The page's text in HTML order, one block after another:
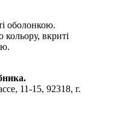
оболонкою.
кольору, вкриті
11-15, 92318, г.